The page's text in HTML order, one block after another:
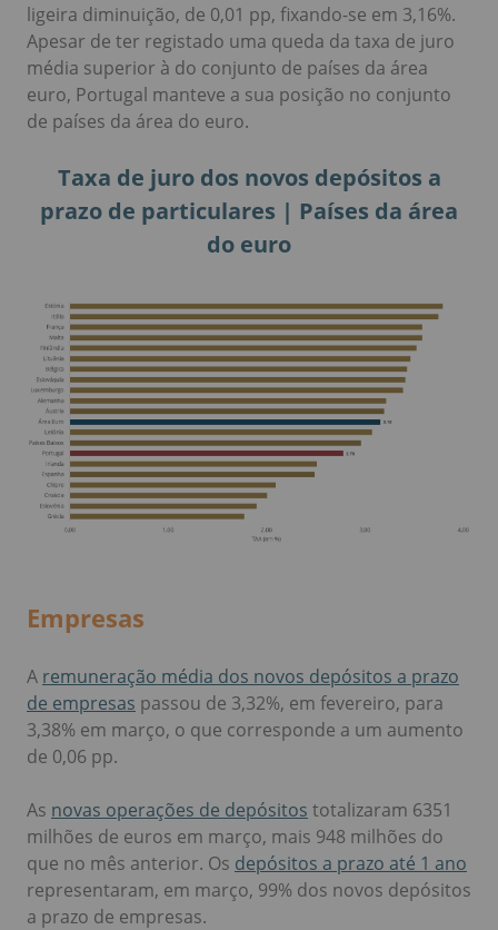
ligeira diminuição, de 0,01 pp, fixando-se em 3,16%.
Apesar de ter registado uma queda da taxa de juro
média superior à do conjunto de países da área
euro, Portugal manteve a sua posição no conjunto
de países da área do euro.
Taxa de juro dos novos depósitos a
prazo de particulares | Países da área
do euro
Empresas
A remuneração média dos novos depósitos a prazo
de empresas passou de 3,32%, em fevereiro, para
3,38% em março, o que corresponde a um aumento
de 0,06 pp.
As novas operações de depósitos totalizaram 6351
milhões de euros em março, mais 948 milhões do
que no mês anterior. Os depósitos a prazo até 1 ano
representaram, em março, 99% dos novos depósitos
a prazo de empresas.